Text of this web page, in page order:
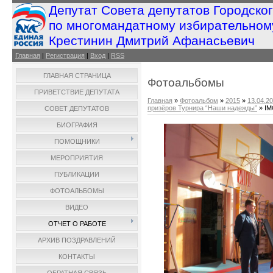
Депутат Совета депутатов
по многомандатному
Крестинин Дмитрий Афанасьевич
Главная | Регистрация | Вход | RSS
ГЛАВНАЯ СТРАНИЦА
ПРИВЕТСТВИЕ ДЕПУТАТА
СОВЕТ ДЕПУТАТОВ
БИОГРАФИЯ
ПОМОЩНИКИ
МЕРОПРИЯТИЯ
ПУБЛИКАЦИИ
ФОТОАЛЬБОМЫ
ВИДЕО
ОТЧЕТ О РАБОТЕ
АРХИВ ПОЗДРАВЛЕНИЙ
КОНТАКТЫ
Фотоальбомы
Главная » Фотоальбом » 2015 »
призёров Турнира “Наши надежды” »